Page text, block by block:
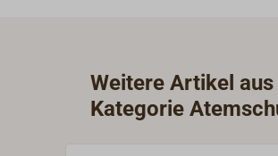
Weitere Artikel
Kategorie